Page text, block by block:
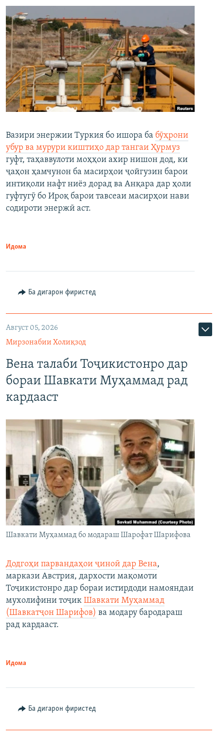
Вазири энержии Туркия бо ишора ба бӯҳрони
убур ва мурури киштиҳо дар тангаи Ҳурмуз
гуфт, таҳаввулоти моҳҳои ахир нишон дод, ки
ҷаҳон ҳамчунон ба масирҳои ҷойгузин барои
интиқоли нафт ниёз дорад ва Анқара дар ҳоли
гуфтугӯ бо Ироқ барои тавсеаи масирҳои нави
содироти энержӣ аст.
Идома
Ба дигарон фиристед
Август 05, 2026
Мирзонабии Холиқзод
Вена талаби Тоҷикистонро дар
бораи Шавкати Муҳаммад рад
кардааст
Шавкати Муҳаммад бо модараш Шарофат Шарифова
Додгоҳи парвандаҳои ҷиноӣ дар Вена,
маркази Австрия, дархости мақомоти
Тоҷикистонро дар бораи истирдоди намояндаи
мухолифини тоҷик Шавкати Муҳаммад
(Шавкатҷон Шарифов) ва модару бародараш
рад кардааст.
Идома
Ба дигарон фиристед